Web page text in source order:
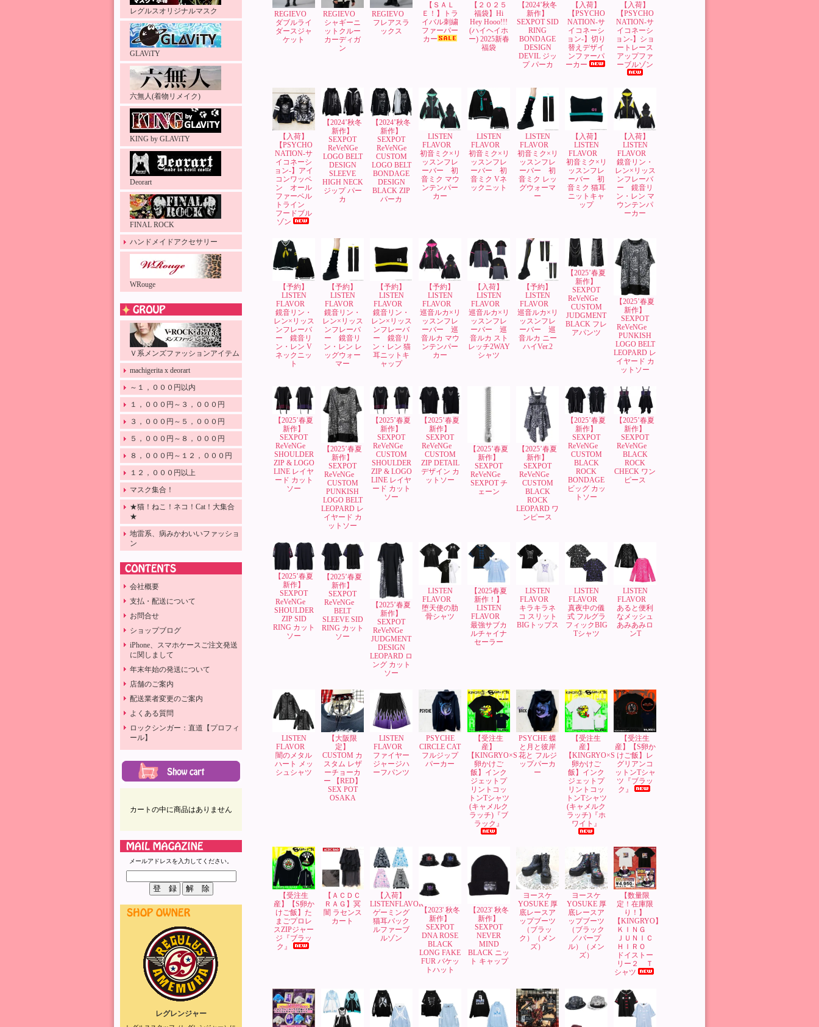
レグルスオリジナルマスク
GLAViTY
六無人(着物リメイク)
KING by GLAViTY
Deorart
FINAL ROCK
ハンドメイドアクセサリー
WRouge
Ｖ系メンズファッションアイテム
machigerita x deorart
～１，０００円以内
１，０００円～３，０００円
３，０００円～５，０００円
５，０００円～８，０００円
８，０００円～１２，０００円
１２，０００円以上
マスク集合！
★猫！ねこ！ネコ！Cat！大集合
★
地雷系、病みかわいいファッショ
ン
会社概要
支払・配送について
お問合せ
ショップブログ
iPhone、スマホケースご注文発送
に関しまして
年末年始の発送について
店舗のご案内
配送業者変更のご案内
よくある質問
ロックシンガー：直道【プロフィ
ール】
カートの中に商品はありません
メールアドレスを入力してください。
レグレンジャー
REGIEVO
ダブルライ
ダースジャ
ケット
REGIEVO
シャギーニ
ットクルー
カーディガ
ン
REGIEVO
フレアスラ
ックス
【ＳＡＬ
Ｅ！】トラ
イバル刺繍
ファーパー
カー
【２０２５
福袋】Hi
Hey Hooo!!!
(ハイヘイホ
ー) 2025新春
福袋
【2024’秋冬
新作】
SEXPOT SID
RING
BONDAGE
DESIGN
DEVIL ジッ
プ パーカ
【入荷】
【PSYCHO
NATION-サ
イコネーシ
ョン-】切り
替えデザイ
ンファーパ
ーカー
【入荷】
【PSYCHO
NATION-サ
イコネーシ
ョン-】ショ
ートレース
アップファ
ーブルゾン
【入荷】
【PSYCHO
NATION-サ
イコネーシ
ョン-】アイ
コンワッペ
ン オール
ファーベル
トライン
フードブル
ゾン
【2024’秋冬
新作】
SEXPOT
ReVeNGe
LOGO BELT
DESIGN
SLEEVE
HIGH NECK
ジップ パー
カ
【2024’秋冬
新作】
SEXPOT
ReVeNGe
CUSTOM
LOGO BELT
BONDAGE
DESIGN
BLACK ZIP
パーカ
LISTEN
FLAVOR
初音ミク×リ
ッスンフレ
ーバー 初
音ミク マウ
ンテンパー
カー
LISTEN
FLAVOR
初音ミク×リ
ッスンフレ
ーバー 初
音ミク Vネ
ックニット
LISTEN
FLAVOR
初音ミク×リ
ッスンフレ
ーバー 初
音ミク レッ
グウォーマ
ー
【入荷】
LISTEN
FLAVOR
初音ミク×リ
ッスンフレ
ーバー 初
音ミク 猫耳
ニットキャ
ップ
【入荷】
LISTEN
FLAVOR
鏡音リン・
レン×リッス
ンフレーバ
ー 鏡音リ
ン・レン マ
ウンテンパ
ーカー
【予約】
LISTEN
FLAVOR
鏡音リン・
レン×リッス
ンフレーバ
ー 鏡音リ
ン・レン V
ネックニッ
ト
【予約】
LISTEN
FLAVOR
鏡音リン・
レン×リッス
ンフレーバ
ー 鏡音リ
ン・レン レ
ッグウォー
マー
【予約】
LISTEN
FLAVOR
鏡音リン・
レン×リッス
ンフレーバ
ー 鏡音リ
ン・レン 猫
耳ニットキ
ャップ
【予約】
LISTEN
FLAVOR
巡音ルカ×リ
ッスンフレ
ーバー 巡
音ルカ マウ
ンテンパー
カー
【入荷】
LISTEN
FLAVOR
巡音ルカ×リ
ッスンフレ
ーバー 巡
音ルカ スト
レッチ2WAY
シャツ
【予約】
LISTEN
FLAVOR
巡音ルカ×リ
ッスンフレ
ーバー 巡
音ルカ ニー
ハイVer.2
【2025’春夏
新作】
SEXPOT
ReVeNGe
CUSTOM
JUDGMENT
BLACK フレ
アパンツ
【2025’春夏
新作】
SEXPOT
ReVeNGe
PUNKISH
LOGO BELT
LEOPARD レ
イヤード カ
ットソー
【2025’春夏
新作】
SEXPOT
ReVeNGe
SHOULDER
ZIP & LOGO
LINE レイヤ
ード カット
ソー
【2025’春夏
新作】
SEXPOT
ReVeNGe
CUSTOM
PUNKISH
LOGO BELT
LEOPARD レ
イヤード カ
ットソー
【2025’春夏
新作】
SEXPOT
ReVeNGe
CUSTOM
SHOULDER
ZIP & LOGO
LINE レイヤ
ード カット
ソー
【2025’春夏
新作】
SEXPOT
ReVeNGe
CUSTOM
ZIP DETAIL
デザイン カ
ットソー
【2025’春夏
新作】
SEXPOT
ReVeNGe
SEXPOT チ
ェーン
【2025’春夏
新作】
SEXPOT
ReVeNGe
CUSTOM
BLACK
ROCK
LEOPARD ワ
ンピース
【2025’春夏
新作】
SEXPOT
ReVeNGe
CUSTOM
BLACK
ROCK
BONDAGE
ビッグ カッ
トソー
【2025’春夏
新作】
SEXPOT
ReVeNGe
BLACK
ROCK
CHECK ワン
ピース
【2025’春夏
新作】
SEXPOT
ReVeNGe
SHOULDER
ZIP SID
RING カット
ソー
【2025’春夏
新作】
SEXPOT
ReVeNGe
BELT
SLEEVE SID
RING カット
ソー
【2025’春夏
新作】
SEXPOT
ReVeNGe
JUDGMENT
DESIGN
LEOPARD ロ
ング カット
ソー
LISTEN
FLAVOR
堕天使の肋
骨シャツ
【2025春夏
新作！】
LISTEN
FLAVOR
最強サブカ
ルチャイナ
セーラー
LISTEN
FLAVOR
キラキラネ
コ スリット
BIGトップス
LISTEN
FLAVOR
真夜中の儀
式 フルグラ
フィックBIG
Tシャツ
LISTEN
FLAVOR
あると便利
なメッシュ
あみあみロ
ンT
LISTEN
FLAVOR
闇のメタル
ハート メッ
シュシャツ
【大阪限
定】
CUSTOM カ
スタム レザ
ーチョーカ
ー 【RED】
SEX POT
OSAKA
LISTEN
FLAVOR
ファイヤー
ジャージハ
ーフパンツ
PSYCHE
CIRCLE CAT
フルジップ
パーカー
【受注生
産】
【KINGRYO×S
卵かけご
飯】インク
ジェットプ
リントコッ
トンTシャツ
(キャメルク
ラッチ)『ブ
ラック』
PSYCHE 蝶
と月と彼岸
花と フルジ
ップパーカ
ー
【受注生
産】
【KINGRYO×S
卵かけご
飯】インク
ジェットプ
リントコッ
トンTシャツ
(キャメルク
ラッチ)『ホ
ワイト』
【受注生
産】【S卵か
けご飯】レ
グリアンコ
ットンTシャ
ツ『ブラッ
ク』
【受注生
産】【S卵か
けご飯】た
まごプロレ
スZIPジャー
ジ『ブラッ
ク』
【ＡＣＤＣ
ＲＡＧ】冥
闇 ラセンス
カート
【入荷】
LISTENFLAVOR
ゲーミング
猫耳バック
ルファーブ
ルゾン
【2023' 秋冬
新作】
SEXPOT
DNA ROSE
BLACK
LONG FAKE
FUR バケッ
トハット
【2023' 秋冬
新作】
SEXPOT
NEVER
MIND
BLACK ニッ
ト キャップ
ヨースケ
YOSUKE 厚
底レースア
ップブーツ
（ブラッ
ク）（メン
ズ）
ヨースケ
YOSUKE 厚
底レースア
ップブーツ
（ブラック
／パープ
ル）（メン
ズ）
【数量限
定！在庫限
り！】
【KINGRYO】
ＫＩＮＧ
ＪＵＮＩＣ
ＨＩＲＯ
ドイストー
リー２ Ｔ
シャツ